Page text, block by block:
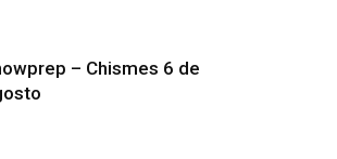
– Chismes 6 de